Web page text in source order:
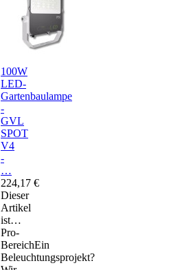
100W
LED-
Gartenbaulampe
-
GVL
SPOT
V4
-
…
224,17 €
Dieser
Artikel
ist…
Pro-
BereichEin
Beleuchtungsprojekt?